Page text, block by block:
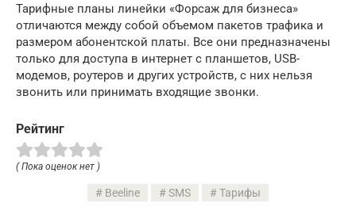
Тарифные планы линейки «Форсаж для бизнеса»
отличаются между собой объемом пакетов трафика и
размером абонентской платы. Все они предназначены
только для доступа в интернет с планшетов, USB-
модемов, роутеров и других устройств, с них нельзя
звонить или принимать входящие звонки.
Рейтинг
( Пока оценок нет )
Beeline SMS Тарифы